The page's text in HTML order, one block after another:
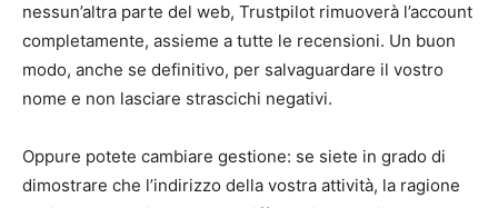
nessun’altra parte del web, Trustpilot rimuoverà l’account
completamente, assieme a tutte le recensioni. Un buon
modo, anche se definitivo, per salvaguardare il vostro
nome e non lasciare strascichi negativi.
Oppure potete cambiare gestione: se siete in grado di
dimostrare che l’indirizzo della vostra attività, la ragione